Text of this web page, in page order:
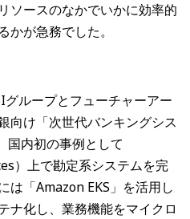
ソースのなかでいかに効率的
かが急務でした。
ループとフューチャーアー
向け「次世代バンキングシス
国内初の事例として
）上で勘定系システムを完
は「Amazon EKS」を活用し
ナ化し、業務機能をマイクロ